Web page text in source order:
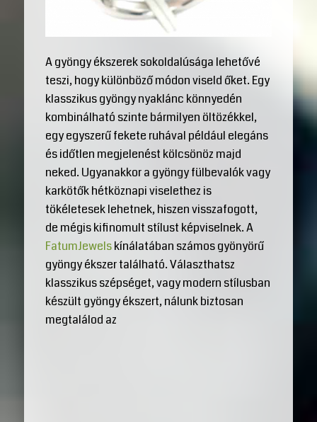
A gyöngy ékszerek sokoldalúsága lehetővé
teszi, hogy különböző módon viseld őket. Egy
klasszikus gyöngy nyaklánc könnyedén
kombinálható szinte bármilyen öltözékkel,
egy egyszerű fekete ruhával például elegáns
és időtlen megjelenést kölcsönöz majd
neked. Ugyanakkor a gyöngy fülbevalók vagy
karkötők hétköznapi viselethez is
tökéletesek lehetnek, hiszen visszafogott,
de mégis kifinomult stílust képviselnek. A
FatumJewelskínálatában számos gyönyörű
gyöngy ékszer található. Választhatsz
klasszikus szépséget, vagy modern stílusban
készült gyöngy ékszert, nálunk biztosan
megtalálod az